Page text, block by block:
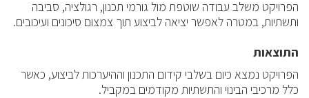
הפרויקט משלב עבודה שוטפת מול גורמי תכנון, רגולציה, סביבה
ותשתיות, במטרה לאפשר יציאה לביצוע תוך צמצום סיכונים ועיכובים.
התוצאות
הפרויקט נמצא כיום בשלבי קידום התכנון וההיערכות לביצוע, כאשר
כלל מרכיבי הבינוי והתשתיות מקודמים במקביל.